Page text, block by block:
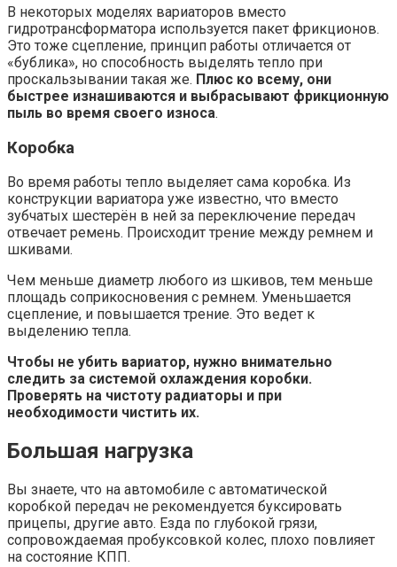
В некоторых моделях вариаторов вместо
гидротрансформатора используется пакет фрикционов.
Это тоже сцепление, принцип работы отличается от
«бублика», но способность выделять тепло при
проскальзывании такая же. Плюс ко всему, они
быстрее изнашиваются и выбрасывают фрикционную
пыль во время своего износа.
Коробка
Во время работы тепло выделяет сама коробка. Из
конструкции вариатора уже известно, что вместо
зубчатых шестерён в ней за переключение передач
отвечает ремень. Происходит трение между ремнем и
шкивами.
Чем меньше диаметр любого из шкивов, тем меньше
площадь соприкосновения с ремнем. Уменьшается
сцепление, и повышается трение. Это ведет к
выделению тепла.
Чтобы не убить вариатор, нужно внимательно
следить за системой охлаждения коробки.
Проверять на чистоту радиаторы и при
необходимости чистить их.
Большая нагрузка
Вы знаете, что на автомобиле с автоматической
коробкой передач не рекомендуется буксировать
прицепы, другие авто. Езда по глубокой грязи,
сопровождаемая пробуксовкой колес, плохо повлияет
на состояние КПП.